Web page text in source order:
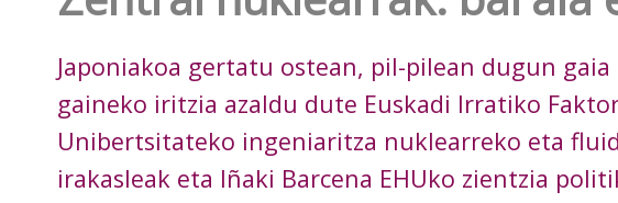
Japoniakoa gertatu ostean, pil-pilean dugun
gaineko iritzia azaldu dute Euskadi Irratiko
Unibertsitateko ingeniaritza nuklearreko eta
irakasleak eta Iñaki Barcena EHUko zientzia